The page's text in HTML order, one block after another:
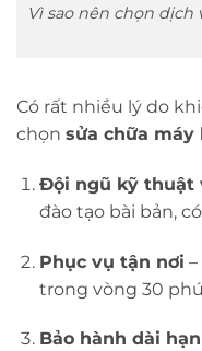
Vì sao nên chọn dịch
Có rất nhiều lý do
chọn sửa chữa máy
Đội ngũ kỹ thuật
đào tạo bài bản,
Phục vụ tận nơi
trong vòng 30
Bảo hành dài hạn